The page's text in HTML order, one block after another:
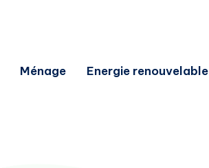
Ménage Energie renouvelable